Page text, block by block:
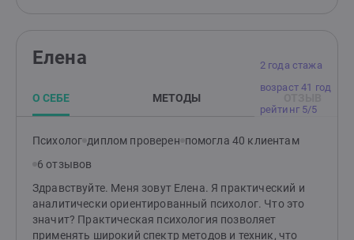
2 года стажа
возраст 41 год
рейтинг 5/5
Елена
О СЕБЕ МЕТОДЫ
Психолог диплом проверен помогла 40 клиентам
6 отзывов
Здравствуйте. Меня зовут Елена. Я практический и
аналитически ориентированный психолог. Что это
значит? Практическая психология позволяет
применять широкий спектр методов и техник, что